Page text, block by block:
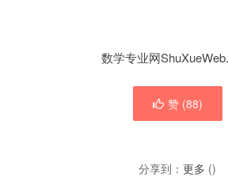
数学专业网
赞 (88)
分享到： 更多 ()